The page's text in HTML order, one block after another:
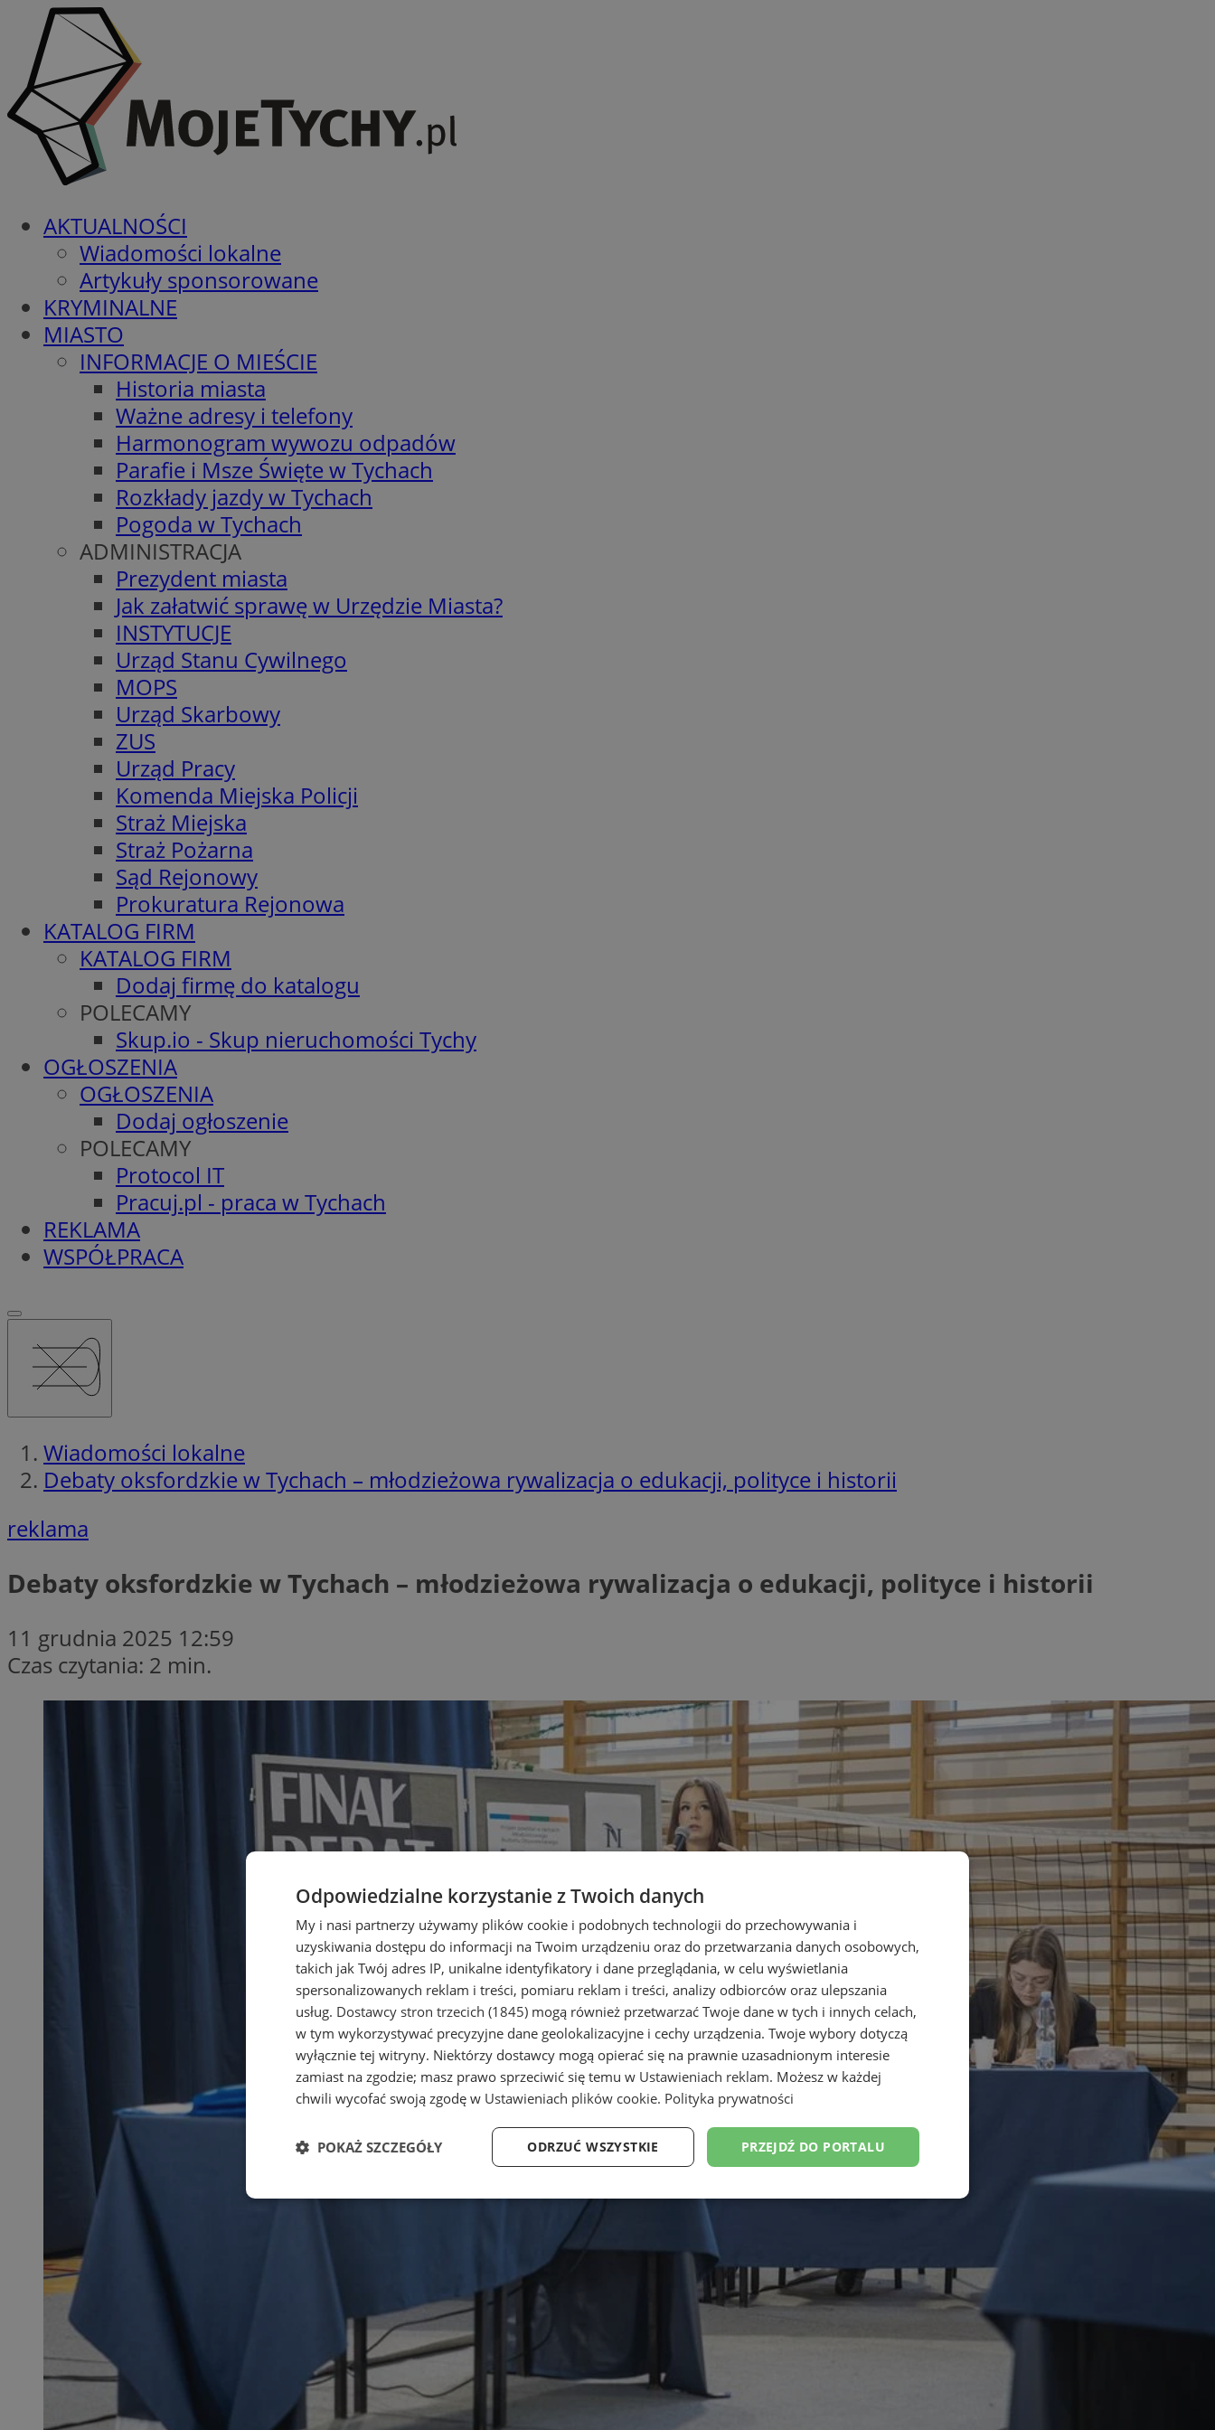
AKTUALNOŚCI
Wiadomości lokalne
Artykuły sponsorowane
KRYMINALNE
MIASTO
INFORMACJE O MIEŚCIE
Historia miasta
Ważne adresy i telefony
Harmonogram wywozu odpadów
Parafie i Msze Święte w Tychach
Rozkłady jazdy w Tychach
Pogoda w Tychach
ADMINISTRACJA
Prezydent miasta
Jak załatwić sprawę w Urzędzie Miasta?
INSTYTUCJE
Urząd Stanu Cywilnego
MOPS
Urząd Skarbowy
ZUS
Urząd Pracy
Komenda Miejska Policji
Straż Miejska
Straż Pożarna
Sąd Rejonowy
Prokuratura Rejonowa
KATALOG FIRM
KATALOG FIRM
Dodaj firmę do katalogu
POLECAMY
Skup.io - Skup nieruchomości Tychy
OGŁOSZENIA
OGŁOSZENIA
Dodaj ogłoszenie
POLECAMY
Protocol IT
Pracuj.pl - praca w Tychach
REKLAMA
WSPÓŁPRACA
Wiadomości lokalne
Debaty oksfordzkie w Tychach – młodzieżowa rywalizacja o edukacji, polityce i historii
reklama
Debaty oksfordzkie w Tychach – młodzieżowa rywalizacja o edukacji, polityce i historii
11 grudnia 2025 12:59
Czas czytania: 2 min.
Odpowiedzialne korzystanie z Twoich danych
My i nasi partnerzy używamy plików cookie i podobnych technologii do przechowywania i
uzyskiwania dostępu do informacji na Twoim urządzeniu oraz do przetwarzania danych osobowych,
takich jak Twój adres IP, unikalne identyfikatory i dane przeglądania, w celu wyświetlania
spersonalizowanych reklam i treści, pomiaru reklam i treści, analizy odbiorców oraz ulepszania
usług. Dostawcy stron trzecich (1845) mogą również przetwarzać Twoje dane w tych i innych celach,
w tym wykorzystywać precyzyjne dane geolokalizacyjne i cechy urządzenia. Twoje wybory dotyczą
wyłącznie tej witryny. Niektórzy dostawcy mogą opierać się na prawnie uzasadnionym interesie
zamiast na zgodzie; masz prawo sprzeciwić się temu w Ustawieniach reklam. Możesz w każdej
chwili wycofać swoją zgodę w Ustawieniach plików cookie. Polityka prywatności
PRZEJDŹ DO PORTALU
ODRZUĆ WSZYSTKIE
POKAŻ SZCZEGÓŁY
Niezbędne Wydajność Targetowanie Funkcjonalność Niesklasyfikowane
Niezbędne Wydajność
Niezbędne pliki cookie umożliwiają korzystanie z podstawowych funkcji strony internetowej, takich jak logowanie użytkownika i
zarządzanie kontem. Bez niezbędnych plików cookie nie można prawidłowo korzystać ze strony internetowej.